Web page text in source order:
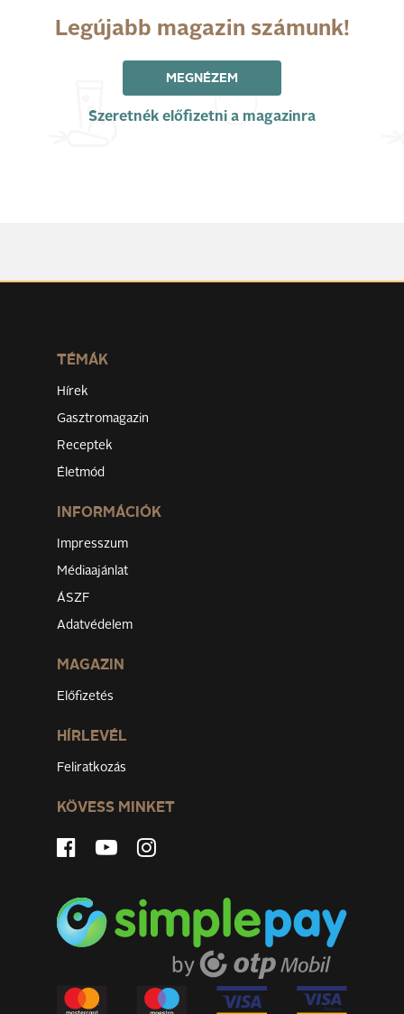
Legújabb magazin számunk!
MEGNÉZEM
Szeretnék előfizetni a magazinra
TÉMÁK
Hírek
Gasztromagazin
Receptek
Életmód
INFORMÁCIÓK
Impresszum
Médiaajánlat
ÁSZF
Adatvédelem
MAGAZIN
Előfizetés
HÍRLEVÉL
Feliratkozás
KÖVESS MINKET